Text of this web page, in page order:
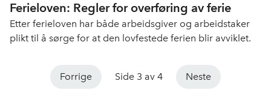
Ferieloven: Regler for overføring av ferie
Etter ferieloven har både arbeidsgiver og arbeidstaker
plikt til å sørge for at den lovfestede ferien blir avviklet.
Forrige Side 3 av 4 Neste